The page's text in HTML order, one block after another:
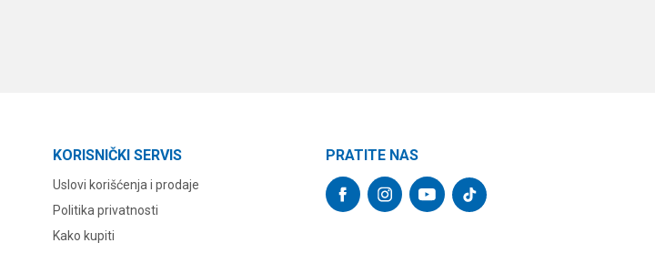
KORISNIČKI SERVIS
Uslovi korišćenja i prodaje
Politika privatnosti
Kako kupiti
PRATITE NAS